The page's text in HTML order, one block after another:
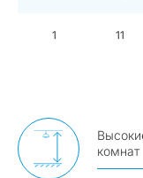
1 11
комнат